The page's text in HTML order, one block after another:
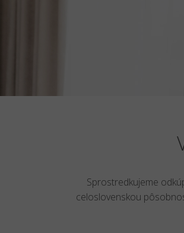
Sprostredkujeme
celoslovenskou